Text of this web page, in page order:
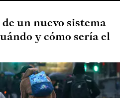
un nuevo sistema
y cómo sería el